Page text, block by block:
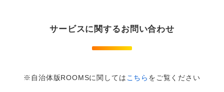
サービスに関するお問い合わせ
※自治体版ROOMSに関してはこちら をご覧ください